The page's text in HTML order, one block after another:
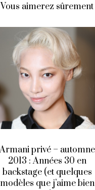
Vous aimerez sûrement
Montres Maréa : 3 bons
d’achat à gagner de 35
euros et 10% de réduction
offerts !